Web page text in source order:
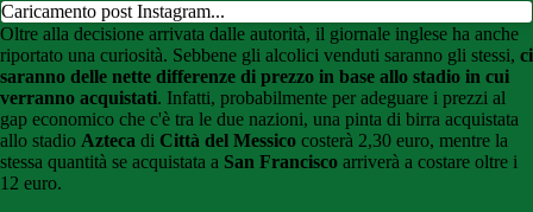
Caricamento post Instagram...
Oltre alla decisione arrivata dalle autorità, il giornale inglese ha anche
riportato una curiosità. Sebbene gli alcolici venduti saranno gli stessi, ci
saranno delle nette differenze di prezzo in base allo stadio in cui
verranno acquistati. Infatti, probabilmente per adeguare i prezzi al
gap economico che c'è tra le due nazioni, una pinta di birra acquistata
allo stadio Azteca di Città del Messico costerà 2,30 euro, mentre la
stessa quantità se acquistata a San Francisco arriverà a costare oltre i
12 euro.